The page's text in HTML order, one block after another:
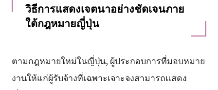
วิธีการแสดงเจตนาอย่างชัดเจนภาย
ใต้กฎหมายญี่ปุ่น
ตามกฎหมายใหม่ในญี่ปุ่น, ผู้ประกอบการที่มอบหมาย
งานให้แก่ผู้รับจ้างที่เฉพาะเจาะจงสามารถแสดง